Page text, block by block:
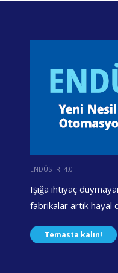
ENDÜSTRİ 4.0
Işığa ihtiyaç
fabrikalar artık hayal
Temasta kalın!